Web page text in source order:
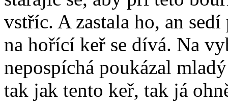
vstříc. A zastala ho, an
na hořící keř se dívá. Na
nepospíchá poukázal
tak jak tento keř, tak já